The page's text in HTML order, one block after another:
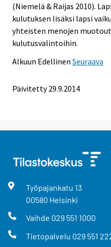
(Niemelä & Raijas 2010).
kulutuksen lisäksi lapsi
yhteisten menojen
kulutusvalintoihin.
Alkuun Edellinen Seuraava
Päivitetty 29.9.2014
Työpajankatu 13
00580 Helsinki
Vaihde 029 551 1000
Tietopalvelu 029 551